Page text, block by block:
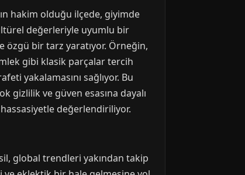
hakim olduğu ilçede, giyimde
değerleriyle uyumlu bir
özgü bir tarz yaratıyor. Örneğin,
gibi klasik parçalar tercih
yakalamasını sağlıyor. Bu
ve güven esasına dayalı
değerlendiriliyor.
global trendleri yakından takip